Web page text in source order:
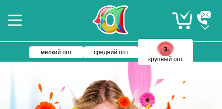
мелкий опт
средний опт
крупный опт